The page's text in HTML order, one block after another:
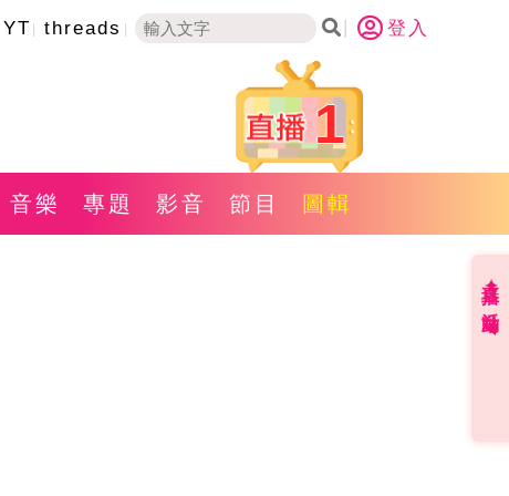
YT threads 登入
1
音樂 專題 影音 節目 圖輯
直播✦活動